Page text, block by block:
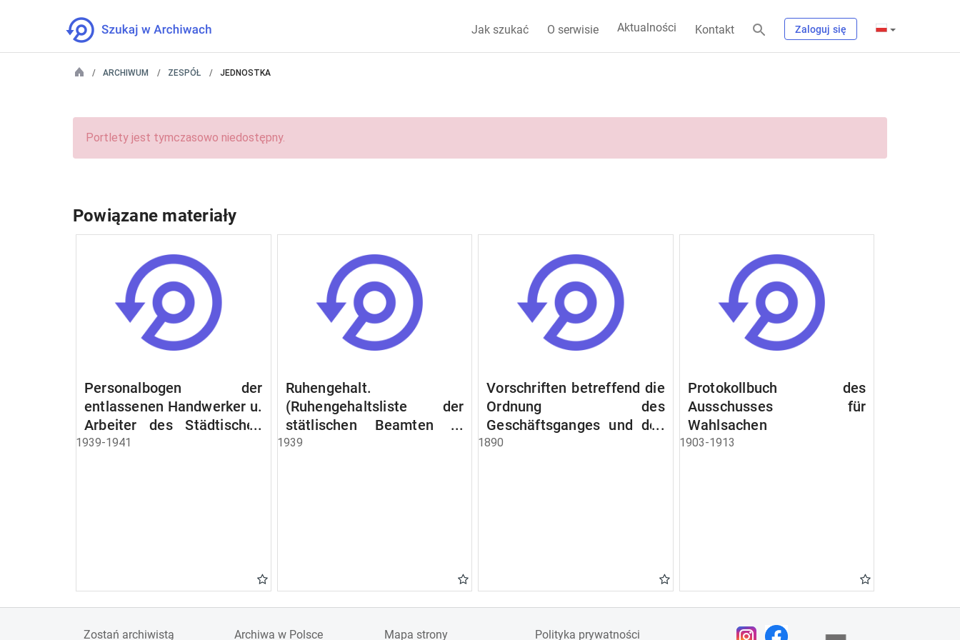
Jak szukać O serwisie Aktualności Kontakt Zaloguj się
ARCHIWUM ZESPÓŁ JEDNOSTKA
Portlety jest tymczasowo niedostępny.
Powiązane materiały
Personalbogen der
entlassenen Handwerker u.
Arbeiter des Städtischen
Schlacht - u. Viehhof.
1939-1941
Ruhengehalt.
(Ruhengehaltsliste der
stätlischen Beamten u.
Witwen. Ruhegehaltsliste
1939
Vorschriften betreffend die
Ordnung des
Geschäftsganges und des
Verfahrens bei dem
1890
Protokollbuch des
Ausschusses für
Wahlsachen
1903-1913
Zostań archiwistą Archiwa w Polsce Mapa strony Polityka prywatności